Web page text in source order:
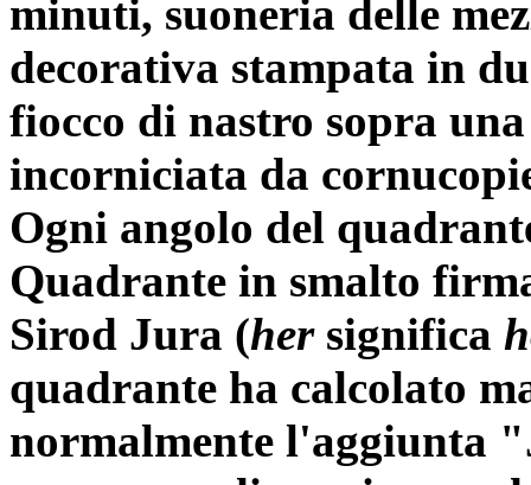
minuti, suoneria delle
decorativa stampata in
fiocco di nastro sopra
incorniciata da
Ogni angolo del
Quadrante in smalto
Sirod Jura (hersignifica
quadrante ha calcolato
normalmente l'aggiunta